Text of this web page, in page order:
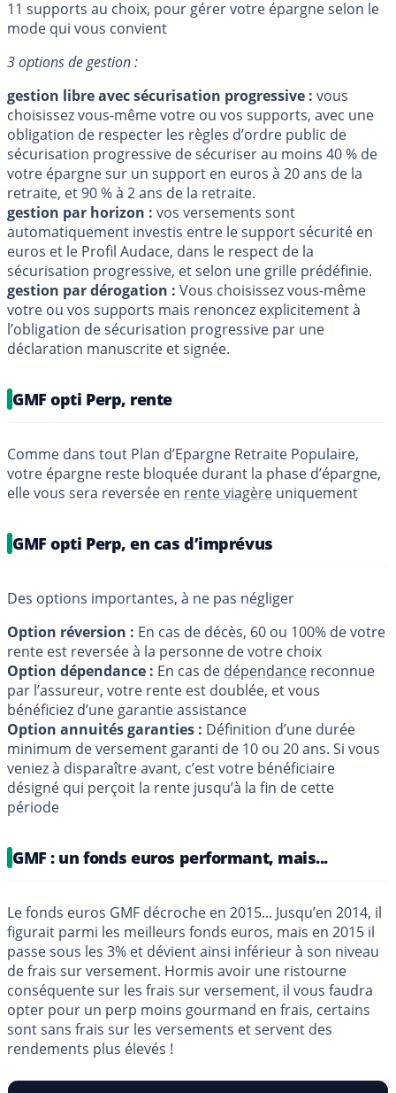
11 supports au choix, pour gérer votre épargne selon le
mode qui vous convient
3 options de gestion :
gestion libre avec sécurisation progressive : vous
choisissez vous-même votre ou vos supports, avec une
obligation de respecter les règles d’ordre public de
sécurisation progressive de sécuriser au moins 40 % de
votre épargne sur un support en euros à 20 ans de la
retraite, et 90 % à 2 ans de la retraite.
gestion par horizon : vos versements sont
automatiquement investis entre le support sécurité en
euros et le Profil Audace, dans le respect de la
sécurisation progressive, et selon une grille prédéfinie.
gestion par dérogation : Vous choisissez vous-même
votre ou vos supports mais renoncez explicitement à
l’obligation de sécurisation progressive par une
déclaration manuscrite et signée.
GMF opti Perp, rente
Comme dans tout Plan d’Epargne Retraite Populaire,
votre épargne reste bloquée durant la phase d’épargne,
elle vous sera reversée en rente viagère uniquement
GMF opti Perp, en cas d’imprévus
Des options importantes, à ne pas négliger
Option réversion : En cas de décès, 60 ou 100% de votre
rente est reversée à la personne de votre choix
Option dépendance : En cas de dépendance reconnue
par l’assureur, votre rente est doublée, et vous
bénéficiez d’une garantie assistance
Option annuités garanties : Définition d’une durée
minimum de versement garanti de 10 ou 20 ans. Si vous
veniez à disparaître avant, c’est votre bénéficiaire
désigné qui perçoit la rente jusqu’à la fin de cette
période
GMF : un fonds euros performant, mais...
Le fonds euros GMF décroche en 2015... Jusqu’en 2014, il
figurait parmi les meilleurs fonds euros, mais en 2015 il
passe sous les 3% et dévient ainsi inférieur à son niveau
de frais sur versement. Hormis avoir une ristourne
conséquente sur les frais sur versement, il vous faudra
opter pour un perp moins gourmand en frais, certains
sont sans frais sur les versements et servent des
rendements plus élevés !